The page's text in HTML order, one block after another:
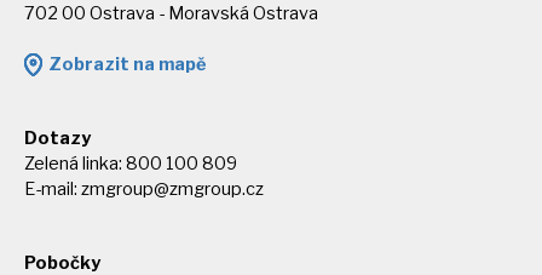
702 00 Ostrava - Moravská Ostrava
Zobrazit na mapě
Dotazy
Zelená linka: 800 100 809
E-mail: zmgroup@zmgroup.cz
Pobočky